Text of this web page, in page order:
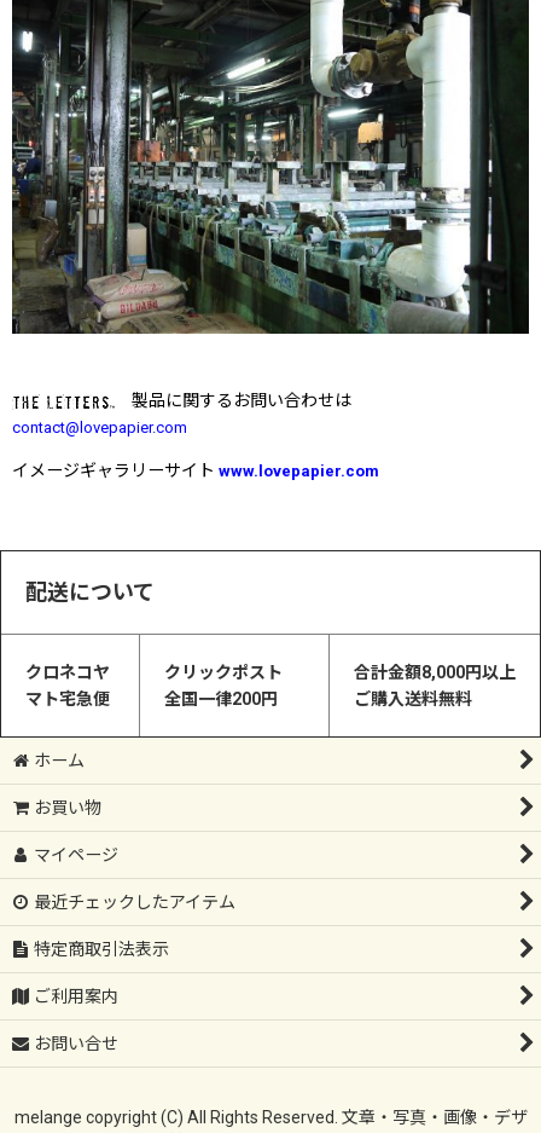
製品に関するお問い合わせは
contact@lovepapier.com
イメージギャラリーサイト www.lovepapier.com
配送について
クロネコヤ
マト宅急便
クリックポスト
全国一律200円
合計金額8,000円以上
ご購入送料無料
ホーム
お買い物
マイページ
最近チェックしたアイテム
特定商取引法表示
ご利用案内
お問い合せ
melange copyright (C) All Rights Reserved. 文章・写真・画像・デザ